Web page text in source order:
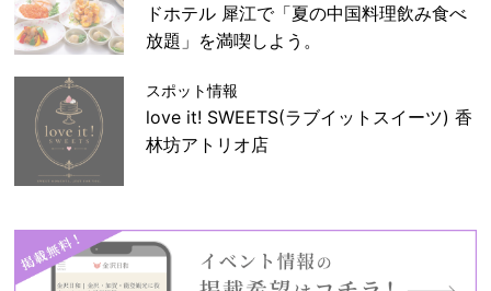
ドホテル 犀江で「夏の中国料理飲み食べ
放題」を満喫しよう。
スポット情報
love it! SWEETS(ラブイットスイーツ) 香
林坊アトリオ店